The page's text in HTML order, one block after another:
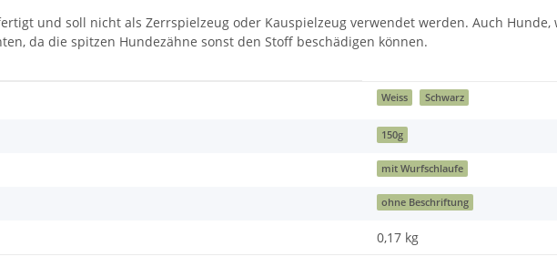
und soll nicht als Zerrspielzeug oder Kauspielzeug verwendet werden. Auch
da die spitzen Hundezähne sonst den Stoff beschädigen können.
Weiss Schwarz
150g
mit Wurfschlaufe
ohne Beschriftung
0,17 kg